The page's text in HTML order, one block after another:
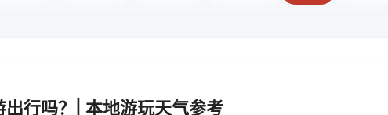
出行吗？| 本地游玩天气参考